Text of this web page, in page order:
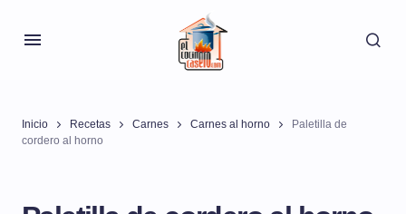
Inicio Recetas Carnes Carnes al horno
Paletilla de
cordero al horno